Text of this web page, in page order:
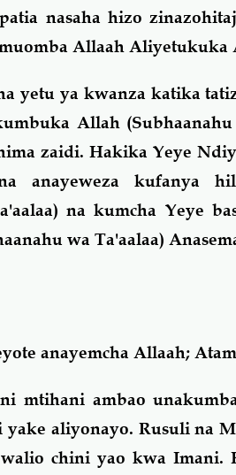
nasaha hizo
Allaah
yetu ya kwanza katika
Allah
zaidi. Hakika Yeye
anayeweza kufanya
na kumcha Yeye
wa Ta'aalaa)
anayemcha Allaah;
mtihani ambao
yake aliyonayo. Rusuli na
chini yao kwa Imani.